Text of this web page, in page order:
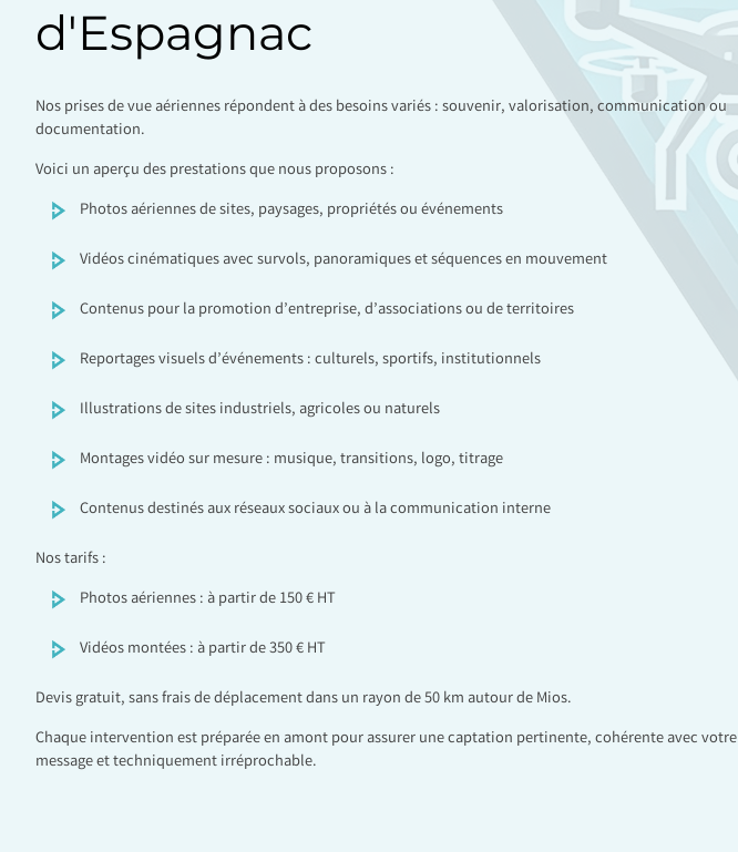
d'Espagnac
Nos prises de vue aériennes répondent à des besoins variés : souvenir, valorisation, communication ou
documentation.
Voici un aperçu des prestations que nous proposons :
Photos aériennes de sites, paysages, propriétés ou événements
Vidéos cinématiques avec survols, panoramiques et séquences en mouvement
Contenus pour la promotion d’entreprise, d’associations ou de territoires
Reportages visuels d’événements : culturels, sportifs, institutionnels
Illustrations de sites industriels, agricoles ou naturels
Montages vidéo sur mesure : musique, transitions, logo, titrage
Contenus destinés aux réseaux sociaux ou à la communication interne
Nos tarifs :
Photos aériennes : à partir de 150 € HT
Vidéos montées : à partir de 350 € HT
Devis gratuit, sans frais de déplacement dans un rayon de 50 km autour de Mios.
Chaque intervention est préparée en amont pour assurer une captation pertinente, cohérente avec votre
message et techniquement irréprochable.